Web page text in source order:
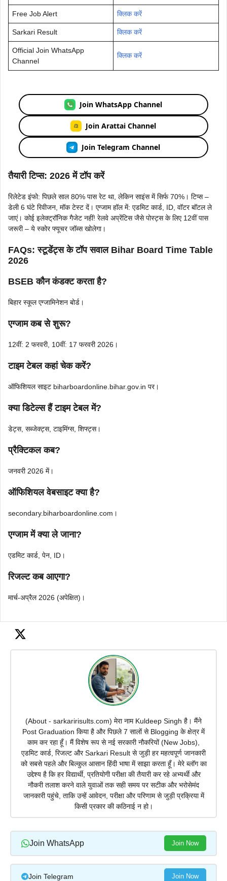
Free Job Alert क्लिक करें
Sarkari Result क्लिक करें
Official Join WhatsApp
Channel
क्लिक करें
Join WhatsApp Channel
Join Arattai Channel
Join Telegram Channel
तैयारी टिप्स: 2026 में टॉप करें
रिलेटेड इंफो: पिछले साल 80% पास रेट था, लेकिन साइंस में सिर्फ 70%। टिप्स –
डेली 6 घंटे रिवीजन, मॉक टेस्ट दें। एग्जाम हॉल में: एडमिट कार्ड, ID, वॉटर बॉटल ले
जाएं। कोई इलेक्ट्रॉनिक गैजेट नहीं! रेलवे अप्रेंटिस जैसे पोस्ट्स के लिए 12वीं पास
जरूरी – ये स्कोर फ्यूचर जॉब्स खोलेगा।
FAQs: स्टूडेंट्स के टॉप सवाल Bihar Board Time Table
2026
BSEB कौन कंडक्ट करता है?
बिहार स्कूल एग्जामिनेशन बोर्ड।
एग्जाम कब से शुरू?
12वीं: 2 फरवरी, 10वीं: 17 फरवरी 2026।
टाइम टेबल कहां चेक करें?
ऑफिशियल साइट biharboardonline.bihar.gov.in पर।
क्या डिटेल्स हैं टाइम टेबल में?
डेट्स, सब्जेक्ट्स, टाइमिंग्स, शिफ्ट्स।
प्रैक्टिकल कब?
जनवरी 2026 में।
ऑफिशियल वेबसाइट क्या है?
secondary.biharboardonline.com।
एग्जाम में क्या ले जाना?
एडमिट कार्ड, पेन, ID।
रिजल्ट कब आएगा?
मार्च-अप्रैल 2026 (अपेक्षित)।
(About - sarkaririsults.com) मेरा नाम Kuldeep Singh है। मैंने
Post Graduation किया है और पिछले 7 सालों से Blogging के क्षेत्र में
काम कर रहा हूँ। मैं विशेष रूप से नई सरकारी नौकरियों (New Jobs),
एडमिट कार्ड, रिजल्ट और Sarkari Result से जुड़ी हर महत्वपूर्ण जानकारी
को सबसे पहले और बिल्कुल आसान हिंदी भाषा में साझा करता हूँ। मेरे ब्लॉग का
उद्देश्य है कि हर विद्यार्थी, प्रतियोगी परीक्षा की तैयारी कर रहे अभ्यर्थी और
नौकरी तलाश करने वाले युवाओं तक सही समय पर सटीक और भरोसेमंद
जानकारी पहुंचे, ताकि उन्हें आवेदन, परीक्षा और परिणाम से जुड़ी प्रक्रिया में
किसी प्रकार की कठिनाई न हो।
Join WhatsApp Join Now
Join Telegram Join Now